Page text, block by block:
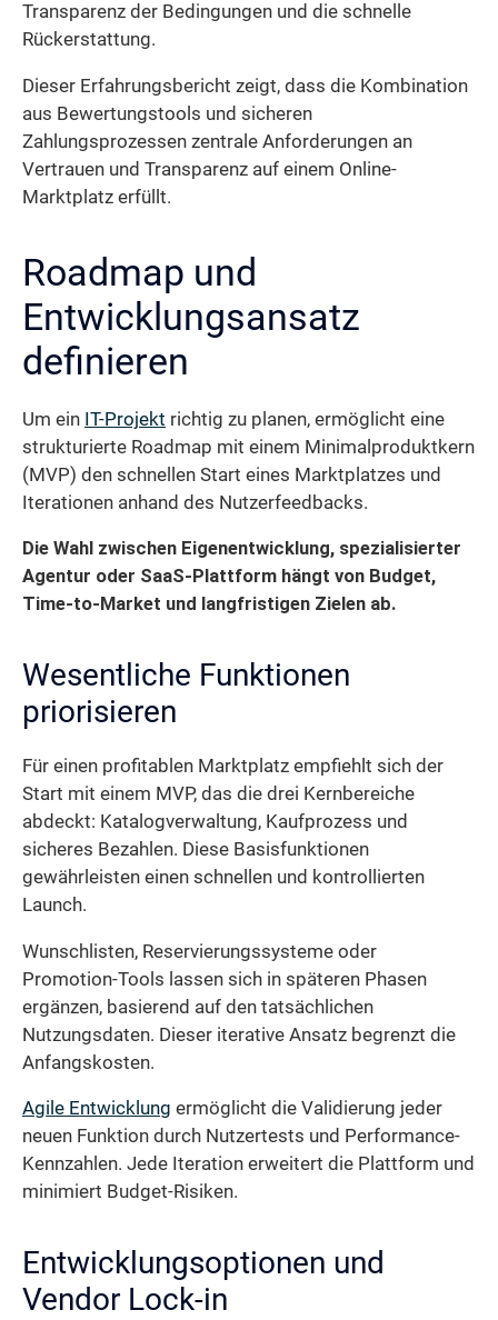
Transparenz der Bedingungen und die schnelle
Rückerstattung.
Dieser Erfahrungsbericht zeigt, dass die Kombination
aus Bewertungstools und sicheren
Zahlungsprozessen zentrale Anforderungen an
Vertrauen und Transparenz auf einem Online-
Marktplatz erfüllt.
Roadmap und
Entwicklungsansatz
definieren
Um ein IT-Projekt richtig zu planen, ermöglicht eine
strukturierte Roadmap mit einem Minimalproduktkern
(MVP) den schnellen Start eines Marktplatzes und
Iterationen anhand des Nutzerfeedbacks.
Die Wahl zwischen Eigenentwicklung, spezialisierter
Agentur oder SaaS-Plattform hängt von Budget,
Time-to-Market und langfristigen Zielen ab.
Wesentliche Funktionen
priorisieren
Für einen profitablen Marktplatz empfiehlt sich der
Start mit einem MVP, das die drei Kernbereiche
abdeckt: Katalogverwaltung, Kaufprozess und
sicheres Bezahlen. Diese Basisfunktionen
gewährleisten einen schnellen und kontrollierten
Launch.
Wunschlisten, Reservierungssysteme oder
Promotion-Tools lassen sich in späteren Phasen
ergänzen, basierend auf den tatsächlichen
Nutzungsdaten. Dieser iterative Ansatz begrenzt die
Anfangskosten.
Agile Entwicklung ermöglicht die Validierung jeder
neuen Funktion durch Nutzertests und Performance-
Kennzahlen. Jede Iteration erweitert die Plattform und
minimiert Budget-Risiken.
Entwicklungsoptionen und
Vendor Lock-in